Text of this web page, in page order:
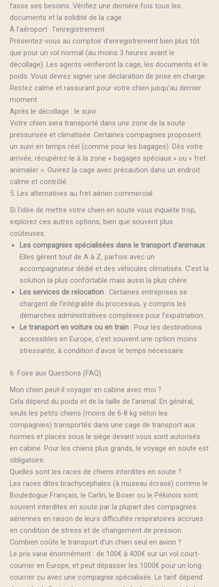
fasse ses besoins. Vérifiez une dernière fois tous les
documents et la solidité de la cage.
À l’aéroport : l’enregistrement
Présentez-vous au comptoir d’enregistrement bien plus tôt
que pour un vol normal (au moins 3 heures avant le
décollage). Les agents vérifieront la cage, les documents et le
poids. Vous devrez signer une déclaration de prise en charge.
Restez calme et rassurant pour votre chien jusqu’au dernier
moment.
Après le décollage : le suivi
Votre chien sera transporté dans une zone de la soute
pressurisée et climatisée. Certaines compagnies proposent
un suivi en temps réel (comme pour les bagages). Dès votre
arrivée, récupérez-le à la zone « bagages spéciaux » ou « fret
animalier ». Ouvrez la cage avec précaution dans un endroit
calme et contrôlé.
5. Les alternatives au fret aérien commercial
Si l’idée de mettre votre chien en soute vous inquiète trop,
explorez ces autres options, bien que souvent plus
coûteuses.
Les compagnies spécialisées dans le transport d’animaux:
Elles gèrent tout de A à Z, parfois avec un
accompagnateur dédié et des véhicules climatisés. C’est la
solution la plus confortable mais aussi la plus chère.
Les services de relocation : Certaines entreprises se
chargent de l’intégralité du processus, y compris les
démarches administratives complexes pour l’expatriation.
Le transport en voiture ou en train : Pour les destinations
accessibles en Europe, c’est souvent une option moins
stressante, à condition d’avoir le temps nécessaire.
6. Foire aux Questions (FAQ)
Mon chien peut-il voyager en cabine avec moi ?
Cela dépend du poids et de la taille de l’animal. En général,
seuls les petits chiens (moins de 6-8 kg selon les
compagnies) transportés dans une cage de transport aux
normes et placés sous le siège devant vous sont autorisés
en cabine. Pour les chiens plus grands, le voyage en soute est
obligatoire.
Quelles sont les races de chiens interdites en soute ?
Les races dites brachycéphales (à museau écrasé) comme le
Bouledogue Français, le Carlin, le Boxer ou le Pékinois sont
souvent interdites en soute par la plupart des compagnies
aériennes en raison de leurs difficultés respiratoires accrues
en condition de stress et de changement de pression.
Combien coûte le transport d’un chien seul en avion ?
Le prix varie énormément : de 100€ à 400€ sur un vol court-
courrier en Europe, et peut dépasser les 1000€ pour un long-
courrier ou avec une compagnie spécialisée. Le tarif dépend